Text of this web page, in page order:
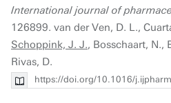
International journal of
126899. van der Ven, D. L.,
Schoppink, J. J., Bosschaart, N.,
Rivas, D.
https://doi.org/10.1016/